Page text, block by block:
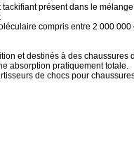
présent dans le
compris entre 2 000
et destinés à des chaussures
absorption pratiquement totale.
de chocs pour